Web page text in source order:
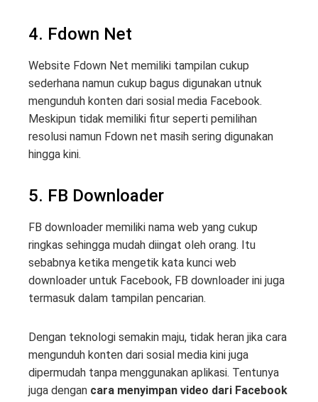
4. Fdown Net
Website Fdown Net memiliki tampilan cukup
sederhana namun cukup bagus digunakan utnuk
mengunduh konten dari sosial media Facebook.
Meskipun tidak memiliki fitur seperti pemilihan
resolusi namun Fdown net masih sering digunakan
hingga kini.
5. FB Downloader
FB downloader memiliki nama web yang cukup
ringkas sehingga mudah diingat oleh orang. Itu
sebabnya ketika mengetik kata kunci web
downloader untuk Facebook, FB downloader ini juga
termasuk dalam tampilan pencarian.
Dengan teknologi semakin maju, tidak heran jika cara
mengunduh konten dari sosial media kini juga
dipermudah tanpa menggunakan aplikasi. Tentunya
juga dengan cara menyimpan video dari Facebook